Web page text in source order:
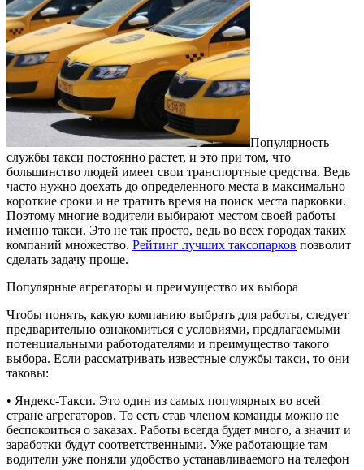
Популярность
службы такси постоянно растет, и это при том, что
большинство людей имеет свои транспортные средства. Ведь
часто нужно доехать до определенного места в максимально
короткие сроки и не тратить время на поиск места парковки.
Поэтому многие водители выбирают местом своей работы
именно такси. Это не так просто, ведь во всех городах таких
компаний множество. Рейтинг лучших таксопарков позволит
сделать задачу проще.
Популярные агрегаторы и преимущество их выбора
Чтобы понять, какую компанию выбрать для работы, следует
предварительно ознакомиться с условиями, предлагаемыми
потенциальными работодателями и преимущество такого
выбора. Если рассматривать известные службы такси, то они
таковы:
• Яндекс-Такси. Это один из самых популярных во всей
стране агрегаторов. То есть став членом команды можно не
беспокоиться о заказах. Работы всегда будет много, а значит и
заработки будут соответственными. Уже работающие там
водители уже поняли удобство устанавливаемого на телефон